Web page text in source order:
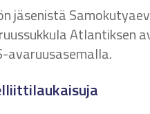
jäsenistä
Atlantiksen
avaruusasemalla.